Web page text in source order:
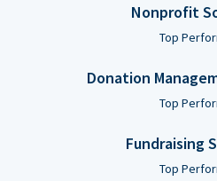
Nonprofit
Top
Donation
Top
Fundraising
Top